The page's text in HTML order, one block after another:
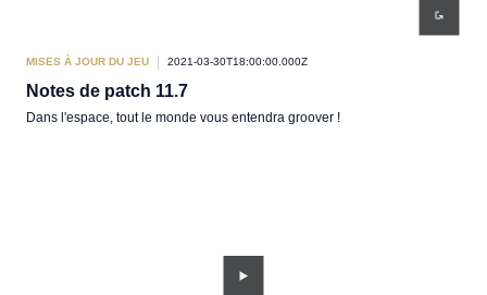
MISES À JOUR DU JEU 2021-03-30T18:00:00.000Z
Notes de patch 11.7
Dans l'espace, tout le monde vous entendra groover !